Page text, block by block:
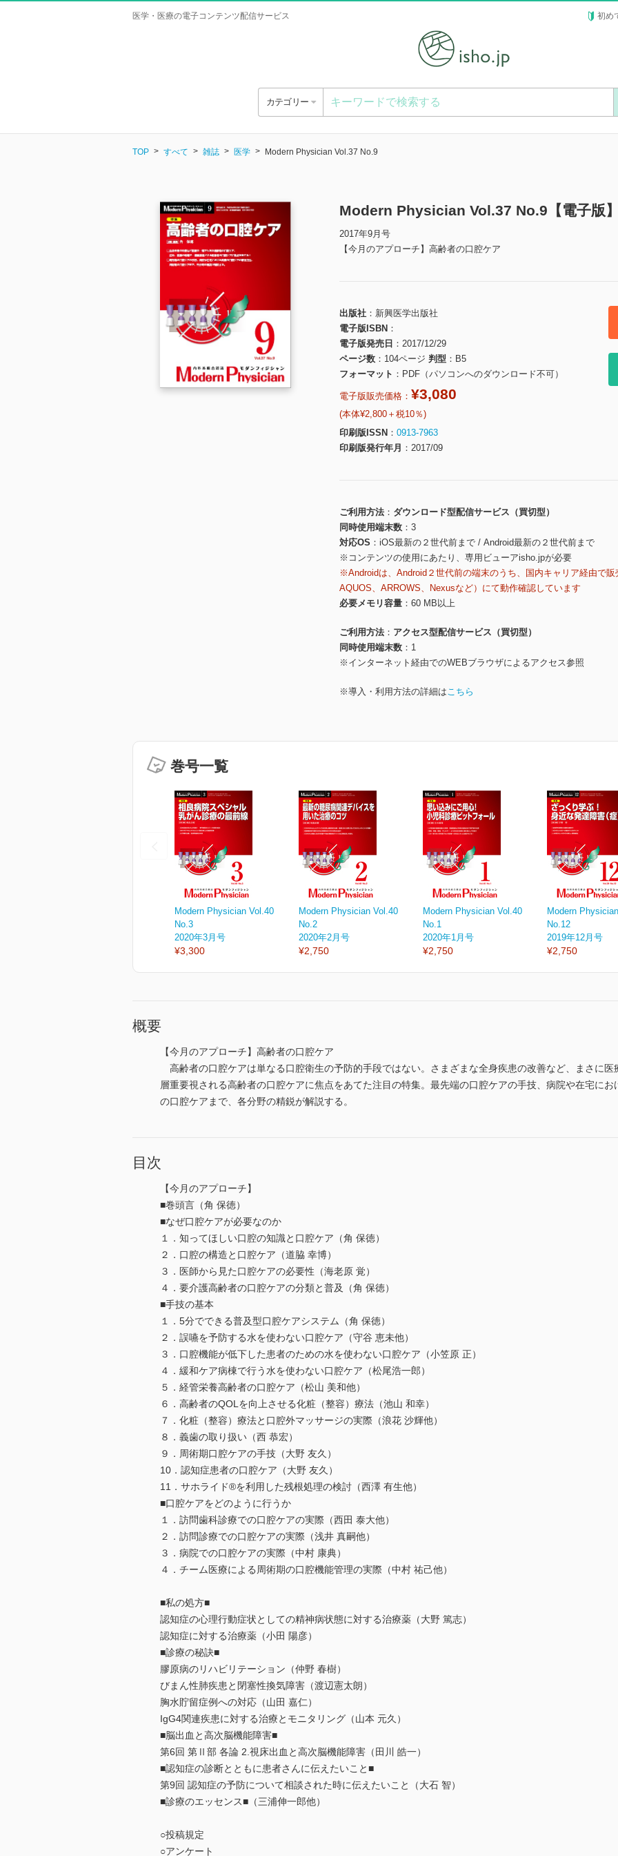
医学・医療の電子コンテンツ配信サービス 初め
カテゴリー
TOP すべて 雑誌 医学 Modern Physician Vol.37 No.9
Modern Physician Vol.37 No.9【電子版】
2017年9月号
【今月のアプローチ】高齢者の口腔ケア
出版社
新興医学出版社
電子版ISBN
電子版発売日
2017/12/29
ページ数
104ページ 判型
B5
フォーマット
PDF（パソコンへのダウンロード不可）
電子版販売価格： ¥3,080
(本体¥2,800＋税10％)
印刷版ISSN
0913-7963
印刷版発行年月
2017/09
ご利用方法
ダウンロード型配信サービス（買切型）
同時使用端末数
3
対応OS
iOS最新の２世代前まで / Android最新の２世代前まで
※コンテンツの使用にあたり、専用ビューアisho.jpが必要
※Androidは、Android２世代前の端末のうち、国内キャリア経由で販
AQUOS、ARROWS、Nexusなど）にて動作確認しています
必要メモリ容量
60 MB以上
ご利用方法
アクセス型配信サービス（買切型）
同時使用端末数
1
※インターネット経由でのWEBブラウザによるアクセス参照
※導入・利用方法の詳細はこちら
巻号一覧
Modern Physician Vol.40
No.3
2020年3月号
¥3,300
Modern Physician Vol.40
No.2
2020年2月号
¥2,750
Modern Physician Vol.40
No.1
2020年1月号
¥2,750
Modern
No.12
2019年12月号
¥2,750
概要
【今月のアプローチ】高齢者の口腔ケア
高齢者の口腔ケアは単なる口腔衛生の予防的手段ではない。さまざまな全身疾患の改善など、まさに
層重要視される高齢者の口腔ケアに焦点をあてた注目の特集。最先端の口腔ケアの手技、病院や在宅に
の口腔ケアまで、各分野の精鋭が解説する。
目次
【今月のアプローチ】
■巻頭言（角 保徳）
■なぜ口腔ケアが必要なのか
１．知ってほしい口腔の知識と口腔ケア（角 保徳）
２．口腔の構造と口腔ケア（道脇 幸博）
３．医師から見た口腔ケアの必要性（海老原 覚）
４．要介護高齢者の口腔ケアの分類と普及（角 保徳）
■手技の基本
１．5分でできる普及型口腔ケアシステム（角 保徳）
２．誤嚥を予防する水を使わない口腔ケア（守谷 恵未他）
３．口腔機能が低下した患者のための水を使わない口腔ケア（小笠原 正）
４．緩和ケア病棟で行う水を使わない口腔ケア（松尾浩一郎）
５．経管栄養高齢者の口腔ケア（松山 美和他）
６．高齢者のQOLを向上させる化粧（整容）療法（池山 和幸）
７．化粧（整容）療法と口腔外マッサージの実際（浪花 沙輝他）
８．義歯の取り扱い（西 恭宏）
９．周術期口腔ケアの手技（大野 友久）
10．認知症患者の口腔ケア（大野 友久）
11．サホライド®を利用した残根処理の検討（西澤 有生他）
■口腔ケアをどのように行うか
１．訪問歯科診療での口腔ケアの実際（西田 泰大他）
２．訪問診療での口腔ケアの実際（浅井 真嗣他）
３．病院での口腔ケアの実際（中村 康典）
４．チーム医療による周術期の口腔機能管理の実際（中村 祐己他）
■私の処方■
認知症の心理行動症状としての精神病状態に対する治療薬（大野 篤志）
認知症に対する治療薬（小田 陽彦）
■診療の秘訣■
膠原病のリハビリテーション（仲野 春樹）
びまん性肺疾患と閉塞性換気障害（渡辺憲太朗）
胸水貯留症例への対応（山田 嘉仁）
IgG4関連疾患に対する治療とモニタリング（山本 元久）
■脳出血と高次脳機能障害■
第6回 第Ⅱ部 各論 2.視床出血と高次脳機能障害（田川 皓一）
■認知症の診断とともに患者さんに伝えたいこと■
第9回 認知症の予防について相談された時に伝えたいこと（大石 智）
■診療のエッセンス■（三浦伸一郎他）
○投稿規定
○アンケート